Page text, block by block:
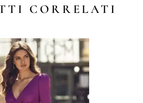
CORRELATI